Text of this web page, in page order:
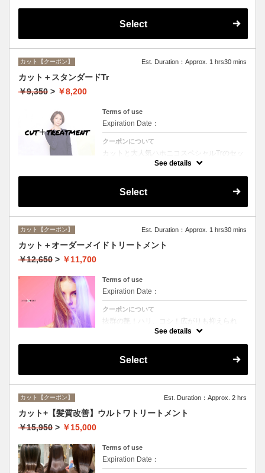
Select
カット【クーポン】 Est. Duration：Approx. 1 hrs30 mins
カット＋スタンダードTr
￥9,350 > ￥8,200
Terms of use
Expiration Date：
クーポンについて
カットと大人気ハホニコスペシャルTrのセッ
トメニュー☆シャンプー、ブロー付。ロング
See details
Select
カット【クーポン】 Est. Duration：Approx. 1 hrs30 mins
カット＋オーダーメイドトリートメント
￥12,650 > ￥11,700
Terms of use
Expiration Date：
クーポンについて
抜群の艶！ハリ、コシ！広がりも抑えられ
る！どんなに傷んだ髪も、鮮やかなハイトー
See details
Select
カット【クーポン】 Est. Duration：Approx. 2 hrs
カット+【髪質改善】ウルトワトリートメント
￥15,950 > ￥15,000
Terms of use
Expiration Date：